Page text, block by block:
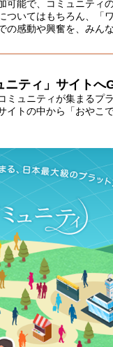
能で、コミュニティ
ついてはもちろん、「
感動や興奮を、みん
ティ」サイトへ
ミュニティが集まるプ
イトの中から「おやこ